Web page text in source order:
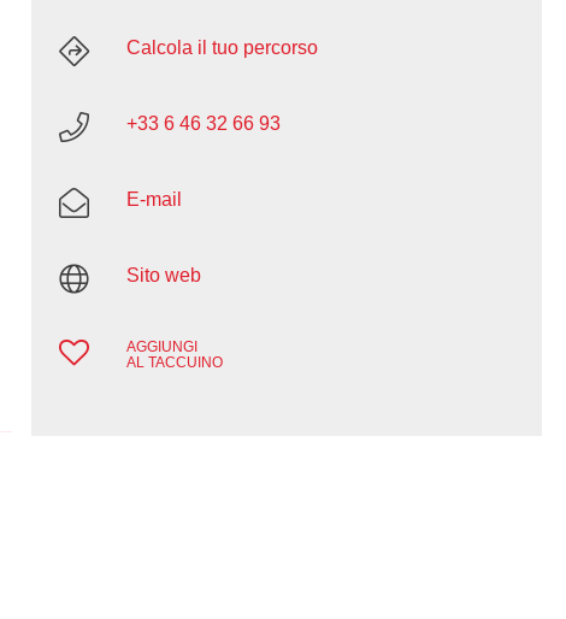
Calcola il tuo percorso
+33 6 46 32 66 93
E-mail
Sito web
AGGIUNGI
AL TACCUINO